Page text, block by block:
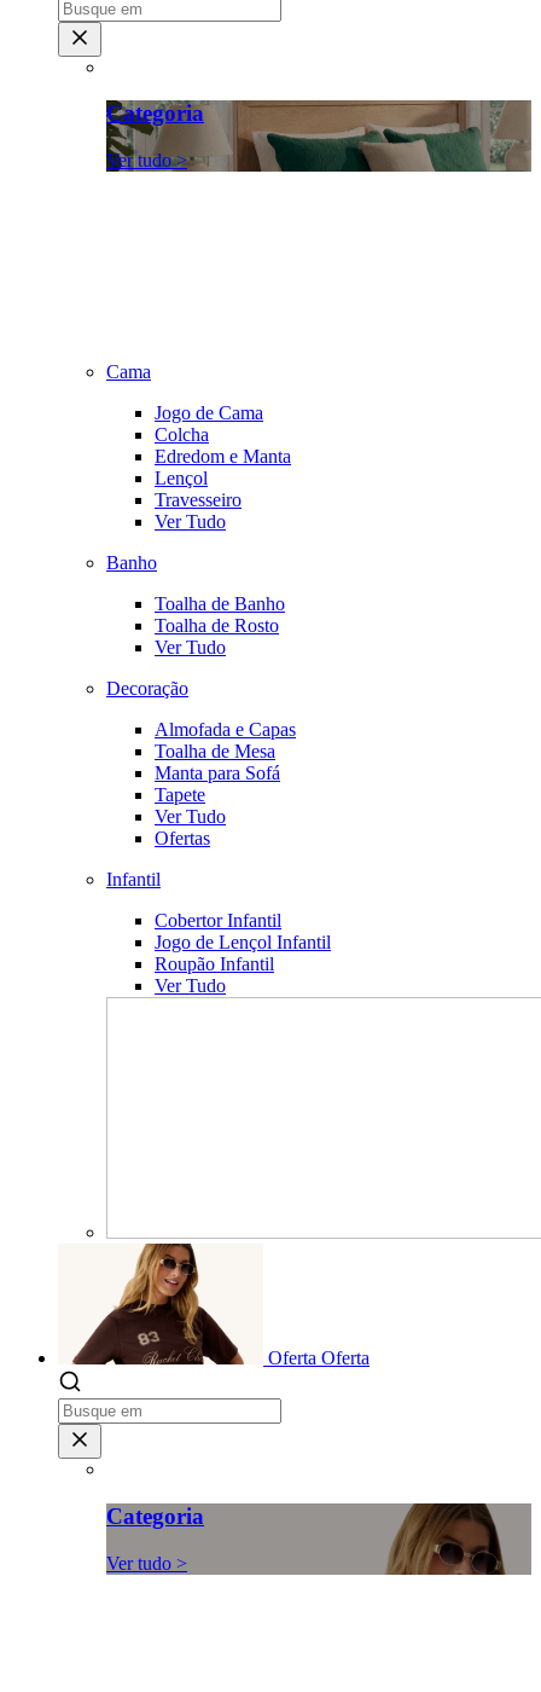
Categoria
Ver tudo >
Cama
Jogo de Cama
Colcha
Edredom e Manta
Lençol
Travesseiro
Ver Tudo
Banho
Toalha de Banho
Toalha de Rosto
Ver Tudo
Decoração
Almofada e Capas
Toalha de Mesa
Manta para Sofá
Tapete
Ver Tudo
Ofertas
Infantil
Cobertor Infantil
Jogo de Lençol Infantil
Roupão Infantil
Ver Tudo
Oferta Oferta
Categoria
Ver tudo >